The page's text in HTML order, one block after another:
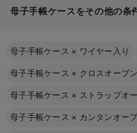
母子手帳ケースをその他の条
母子手帳ケース × ワイヤー入り
母子手帳ケース × クロスオープ
母子手帳ケース × ストラップオ
母子手帳ケース × カンタンオー